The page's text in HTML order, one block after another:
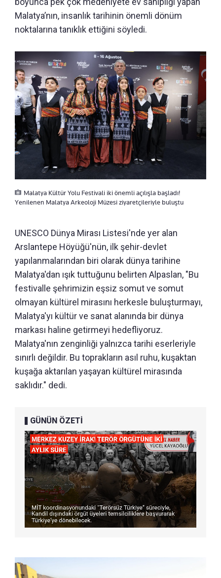
Malatya’nın, insanlık tarihinin önemli dönüm
noktalarına tanıklık ettiğini söyledi.
Malatya Kültür Yolu Festivali iki önemli açılışla başladı!
Yenilenen Malatya Arkeoloji Müzesi ziyaretçileriyle buluştu
UNESCO Dünya Mirası Listesi'nde yer alan
Arslantepe Höyüğü'nün, ilk şehir-devlet
yapılanmalarından biri olarak dünya tarihine
Malatya'dan ışık tuttuğunu belirten Alpaslan, "Bu
festivalle şehrimizin eşsiz somut ve somut
olmayan kültürel mirasını herkesle buluşturmayı,
Malatya'yı kültür ve sanat alanında bir dünya
markası haline getirmeyi hedefliyoruz.
Malatya'nın zenginliği yalnızca tarihi eserleriyle
sınırlı değildir. Bu toprakların asıl ruhu, kuşaktan
kuşağa aktarılan yaşayan kültürel mirasında
saklıdır." dedi.
GÜNÜN ÖZETİ